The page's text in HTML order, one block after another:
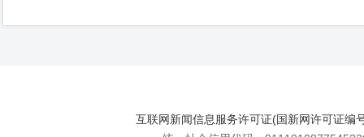
互联网新闻信息服务许可证(国新网许可证编